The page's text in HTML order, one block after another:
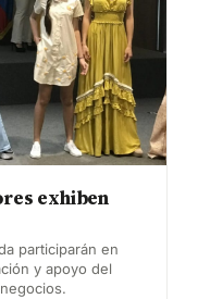
exhiben
participarán en
y apoyo del